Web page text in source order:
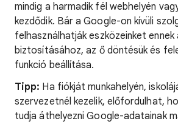
mindig a harmadik fél webhelyén
kezdődik. Bár a Google-on kívüli
felhasználhatják eszközeinket ennek
biztosításához, az ő döntésük és
funkció beállítása.
Tipp: Ha fiókját munkahelyén,
szervezetnél kezelik, előfordulhat,
tudja áthelyezni Google-adatainak